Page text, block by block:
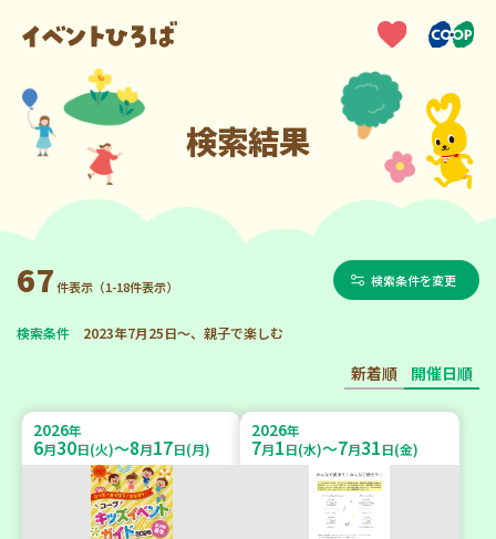
検索結果
67件表示（1-18件表示） 検索条件を変更
検索条件 2023年7月25日～、親子で楽しむ
新着順 開催日順
2026年
6月30日(火)～8月17日(月)
2026年
7月1日(水)～7月31日(金)